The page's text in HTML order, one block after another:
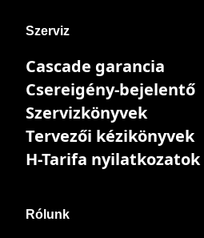
Szerviz
Cascade garancia
Csereigény-bejelentő
Szervizkönyvek
Tervezői kézikönyvek
H-Tarifa nyilatkozatok
Rólunk